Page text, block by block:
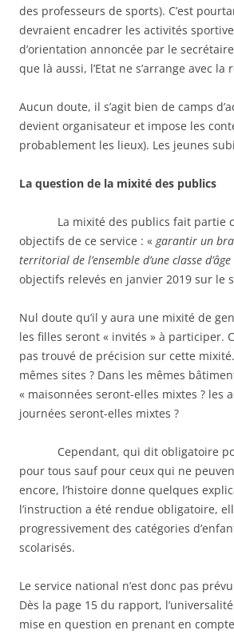
des professeurs de sports). C’est
devraient encadrer les activités
d’orientation annoncée par le secrétaire
que là aussi, l’Etat ne s’arrange avec la
Aucun doute, il s’agit bien de camps
devient organisateur et impose les
probablement les lieux). Les jeunes
La question de la mixité des publics
La mixité des publics fait partie
objectifs de ce service : « garantir un
territorial de l’ensemble d’une classe d’âge
objectifs relevés en janvier 2019 sur le
Nul doute qu’il y aura une mixité de
les filles seront « invités » à participer.
pas trouvé de précision sur cette
mêmes sites ? Dans les mêmes
« maisonnées seront-elles mixtes ? les
journées seront-elles mixtes ?
Cependant, qui dit obligatoire
pour tous sauf pour ceux qui ne
encore, l’histoire donne quelques
l’instruction a été rendue obligatoire,
progressivement des catégories
scolarisés.
Le service national n’est donc pas
Dès la page 15 du rapport,
mise en question en prenant en